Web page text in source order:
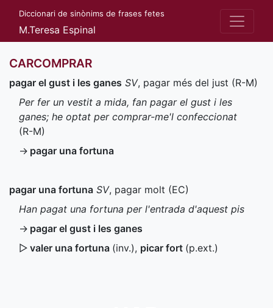
Diccionari de sinònims de frases fetes
M.Teresa Espinal
CARCOMPRAR
pagar el gust i les ganes SV, pagar més del just (R-M)
Per fer un vestit a mida, fan pagar el gust i les
ganes; he optat per comprar-me'l confeccionat
(R-M)
→ pagar una fortuna
pagar una fortuna SV, pagar molt (EC)
Han pagat una fortuna per l'entrada d'aquest pis
→ pagar el gust i les ganes
▷ valer una fortuna (inv.), picar fort (p.ext.)